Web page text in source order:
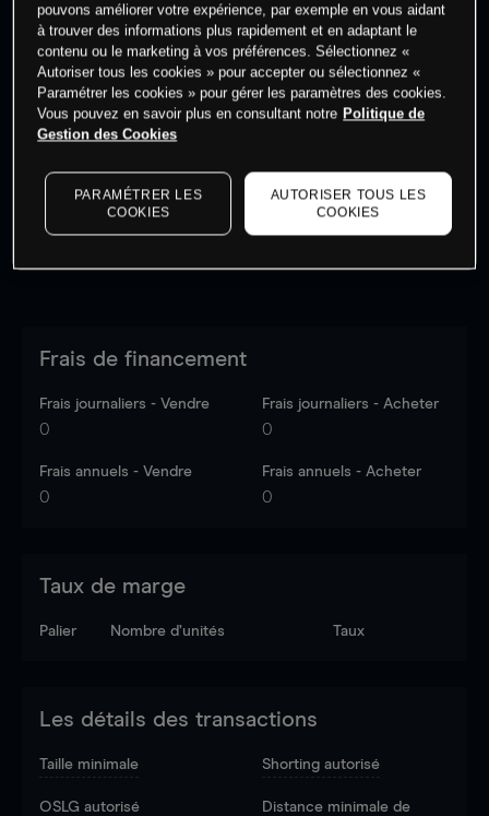
Les prix sont indicatifs.Connectez-vous pour voir les
dernières données du marché.
Frais de financement
Frais journaliers - Vendre
0
Frais journaliers - Acheter
0
Frais annuels - Vendre
0
Frais annuels - Acheter
0
Taux de marge
Palier Nombre d’unités Taux
Les détails des transactions
Taille minimale Shorting autorisé
OSLG autorisé
Distance minimale de
pouvons améliorer votre expérience, par exemple en vous aidant
à trouver des informations plus rapidement et en adaptant le
contenu ou le marketing à vos préférences. Sélectionnez «
Autoriser tous les cookies » pour accepter ou sélectionnez «
Paramétrer les cookies » pour gérer les paramètres des cookies.
Vous pouvez en savoir plus en consultant notre Politique de
Gestion des Cookies
PARAMÉTRER LES
COOKIES
AUTORISER TOUS LES
COOKIES